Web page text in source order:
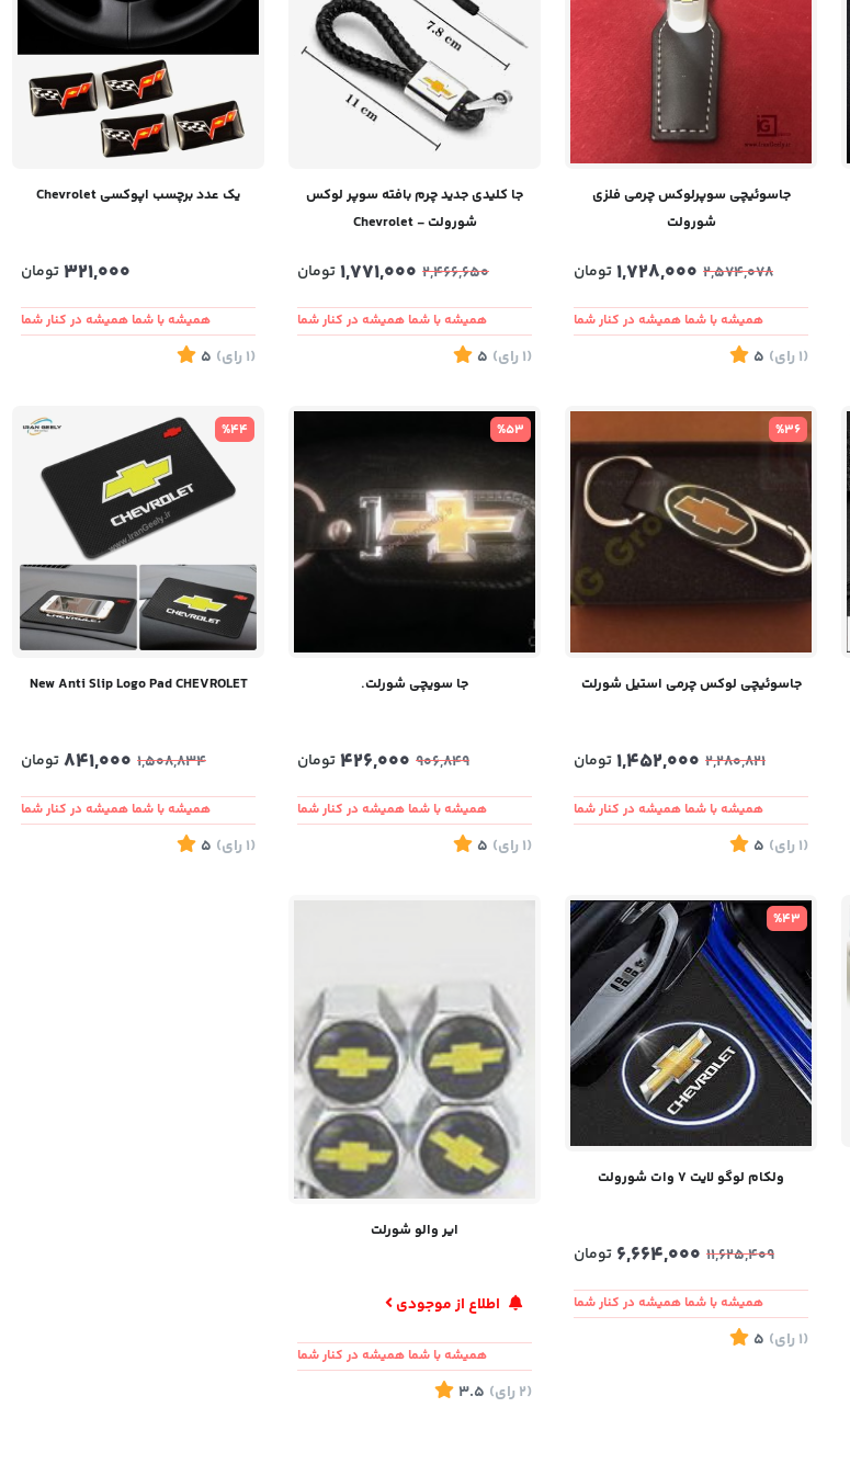
جاسوئیچی سوپرلوکس چرمی فلزی
شورولت
2,574,078
1,728,000تومان
همیشه با شما همیشه در کنار شما
(1 رای)
5
جا کلیدی جدید چرم بافته سوپر لوکس
شورولت - Chevrolet
2,466,650
1,771,000تومان
همیشه با شما همیشه در کنار شما
(1 رای)
5
یک عدد برچسب اپوکسی Chevrolet
321,000تومان
همیشه با شما همیشه در کنار شما
(1 رای)
5
%36
جاسوئیچی لوکس چرمی استیل شورلت
2,280,821
1,452,000تومان
همیشه با شما همیشه در کنار شما
(1 رای)
5
%53
جا سویچی شورلت.
906,849
426,000تومان
همیشه با شما همیشه در کنار شما
(1 رای)
5
%44
New Anti Slip Logo Pad CHEVROLET
1,508,834
841,000تومان
همیشه با شما همیشه در کنار شما
(1 رای)
5
%43
ولکام لوگو لایت ۷ وات شورولت
11,625,409
6,664,000 تومان
همیشه با شما همیشه در کنار شما
(1 رای)
5
ایر والو شورلت
اطلاع از موجودی
همیشه با شما همیشه در کنار شما
(2 رای)
3.5